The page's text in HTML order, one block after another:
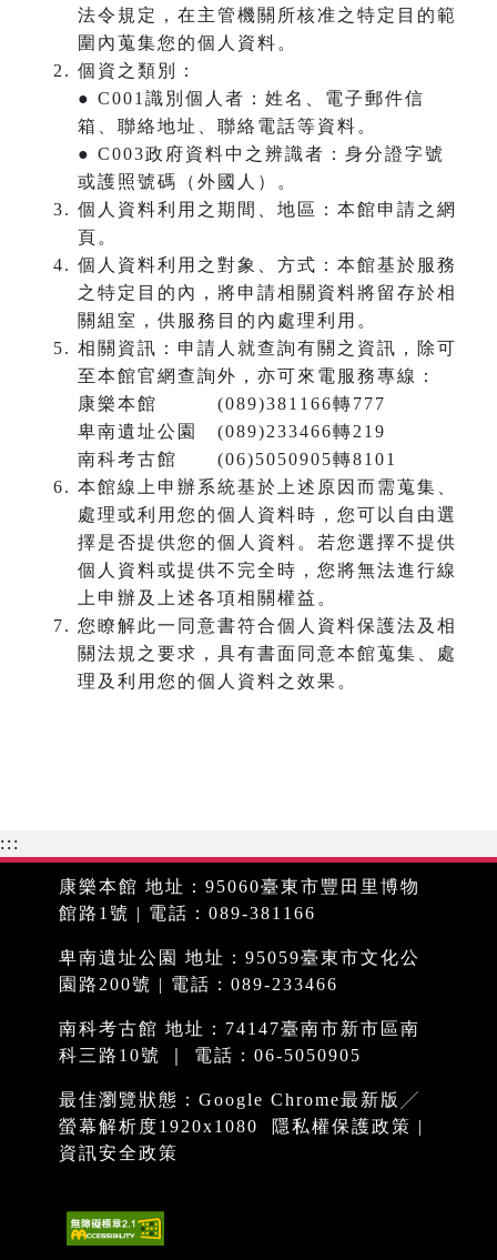
法令規定，在主管機關所核准之特定目的範
圍內蒐集您的個人資料。
個資之類別：
● C001識別個人者：姓名、電子郵件信
箱、聯絡地址、聯絡電話等資料。
● C003政府資料中之辨識者：身分證字號
或護照號碼（外國人）。
個人資料利用之期間、地區：本館申請之網
頁。
個人資料利用之對象、方式：本館基於服務
之特定目的內，將申請相關資料將留存於相
關組室，供服務目的內處理利用。
相關資訊：申請人就查詢有關之資訊，除可
至本館官網查詢外，亦可來電服務專線：
康樂本館 (089)381166轉777
卑南遺址公園 (089)233466轉219
南科考古館 (06)5050905轉8101
本館線上申辦系統基於上述原因而需蒐集、
處理或利用您的個人資料時，您可以自由選
擇是否提供您的個人資料。若您選擇不提供
個人資料或提供不完全時，您將無法進行線
上申辦及上述各項相關權益。
您瞭解此一同意書符合個人資料保護法及相
關法規之要求，具有書面同意本館蒐集、處
理及利用您的個人資料之效果。
:::
康樂本館 地址：95060臺東市豐田里博物
館路1號 | 電話：089-381166
卑南遺址公園 地址：95059臺東市文化公
園路200號 | 電話：089-233466
南科考古館 地址：74147臺南市新市區南
科三路10號 ｜ 電話：06-5050905
最佳瀏覽狀態：Google Chrome最新版╱
螢幕解析度1920x1080
隱私權保護政策 |
資訊安全政策